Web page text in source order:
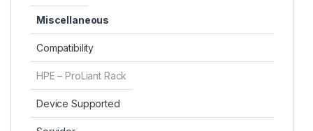
Miscellaneous
Compatibility
HPE – ProLiant Rack
Device Supported